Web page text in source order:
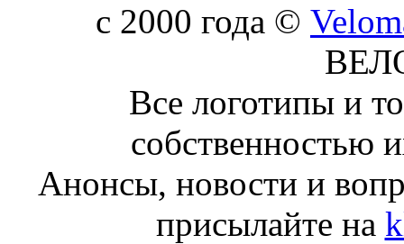
c 2000 года ©
Все логотипы и
собственностью
Анонсы, новости и
присылайте на